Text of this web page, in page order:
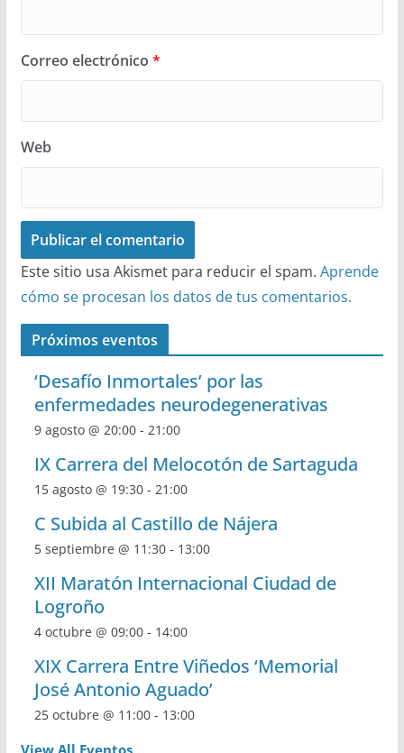
Correo electrónico *
Web
Este sitio usa Akismet para reducir el spam. Aprende
cómo se procesan los datos de tus comentarios.
Próximos eventos
‘Desafío Inmortales’ por las
enfermedades neurodegenerativas
9 agosto @ 20:00- 21:00
IX Carrera del Melocotón de Sartaguda
15 agosto @ 19:30- 21:00
C Subida al Castillo de Nájera
5 septiembre @ 11:30- 13:00
XII Maratón Internacional Ciudad de
Logroño
4 octubre @ 09:00- 14:00
XIX Carrera Entre Viñedos ‘Memorial
José Antonio Aguado’
25 octubre @ 11:00- 13:00
View All Eventos